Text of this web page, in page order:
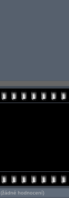
(žádné hodnocení)